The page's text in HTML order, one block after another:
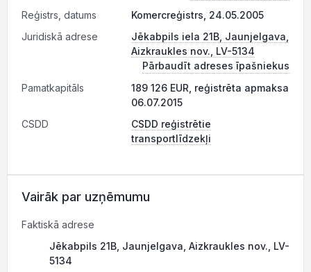
Reģistrs, datums
Komercreģistrs, 24.05.2005
Juridiskā adrese
Jēkabpils iela 21B, Jaunjelgava,
Aizkraukles nov., LV-5134
Pārbaudīt adreses īpašniekus
Pamatkapitāls
189 126 EUR, reģistrēta apmaksa
06.07.2015
CSDD
CSDD reģistrētie
transportlīdzekļi
Vairāk par uzņēmumu
Faktiskā adrese
Jēkabpils 21B, Jaunjelgava, Aizkraukles nov., LV-
5134